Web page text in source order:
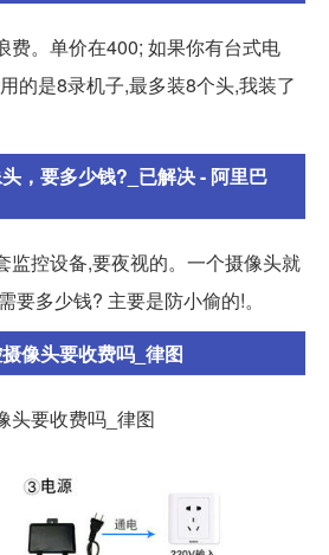
费。单价在400; 如果你有台式电
的是8录机子,最多装8个头,我装了
，要多少钱?_已解决 - 阿里巴
监控设备,要夜视的。一个摄像头就
要多少钱? 主要是防小偷的!。
像头要收费吗_律图
头要收费吗_律图